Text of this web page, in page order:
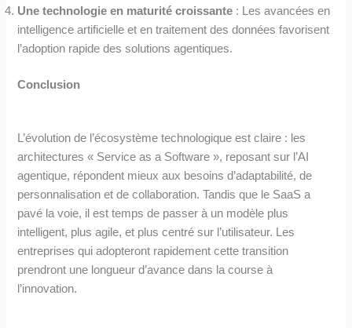
Une technologie en maturité croissante : Les avancées en
intelligence artificielle et en traitement des données favorisent
l’adoption rapide des solutions agentiques.
Conclusion
L’évolution de l’écosystème technologique est claire : les
architectures « Service as a Software », reposant sur l’AI
agentique, répondent mieux aux besoins d’adaptabilité, de
personnalisation et de collaboration. Tandis que le SaaS a
pavé la voie, il est temps de passer à un modèle plus
intelligent, plus agile, et plus centré sur l’utilisateur. Les
entreprises qui adopteront rapidement cette transition
prendront une longueur d’avance dans la course à
l’innovation.